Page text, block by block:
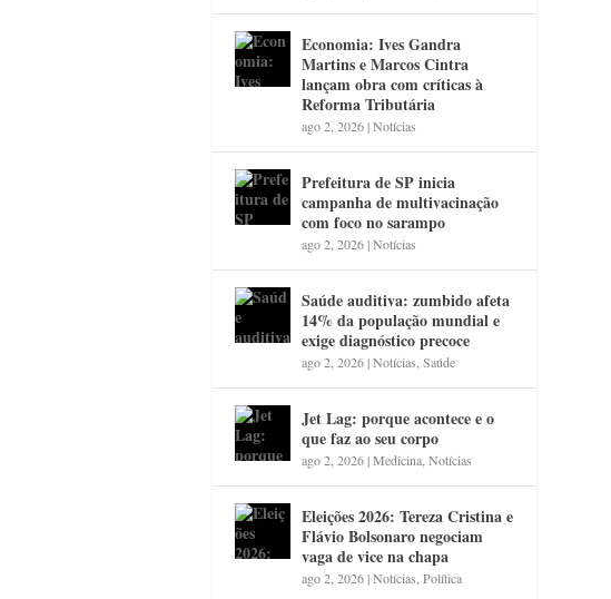
Economia: Ives Gandra
Martins e Marcos Cintra
lançam obra com críticas à
Reforma Tributária
ago 2, 2026|Notícias
Prefeitura de SP inicia
campanha de multivacinação
com foco no sarampo
ago 2, 2026|Notícias
Saúde auditiva: zumbido afeta
14% da população mundial e
exige diagnóstico precoce
ago 2, 2026|Notícias ,Saúde
Jet Lag: porque acontece e o
que faz ao seu corpo
ago 2, 2026|Medicina ,Notícias
Eleições 2026: Tereza Cristina e
Flávio Bolsonaro negociam
vaga de vice na chapa
ago 2, 2026|Notícias ,Política